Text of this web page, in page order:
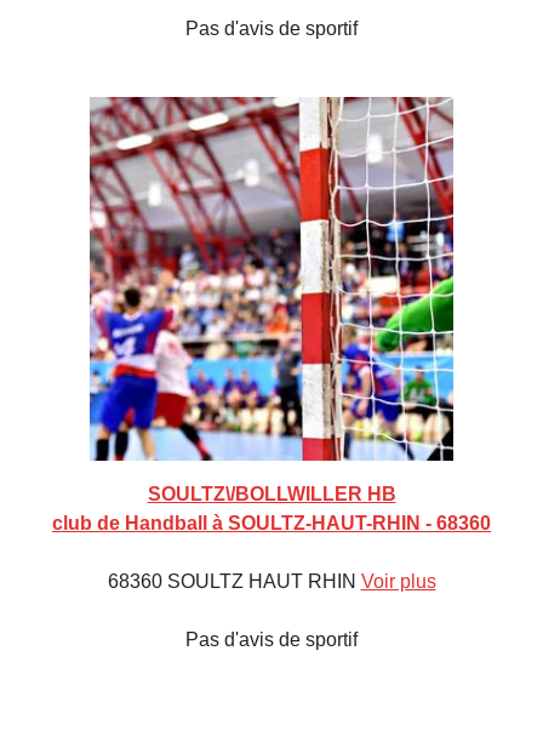
Pas d'avis de sportif
SOULTZ\/BOLLWILLER HB
club de Handball à SOULTZ-HAUT-RHIN - 68360
68360 SOULTZ HAUT RHIN Voir plus
Pas d'avis de sportif